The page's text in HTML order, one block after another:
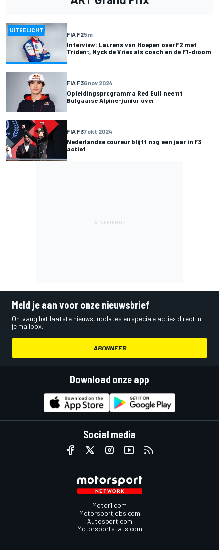
UITGELICHT
FIA F25 m
Interview: Laurens van Hoepen over F2 met
Trident, Nyck de Vries als coach en de F1-droom
FIA F36 nov 2024
Opleidingsprogramma Red Bull neemt
Bulgaarse Alpine-junior over
FIA F37 okt 2024
Nederlandse coureur blijft nog een jaar in F3
actief
Meld je aan voor onze nieuwsbrief
Ontvang het laatste nieuws, updates en speciale acties direct in
je mailbox.
ABONNEER
Download onze app
Social media
Motor1.com
Motorsportjobs.com
Autosport.com
Motorsportstats.com